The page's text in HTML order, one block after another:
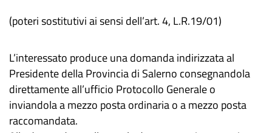
(poteri sostitutivi ai sensi dell’art. 4, L.R.19/01)
L’interessato produce una domanda indirizzata al
Presidente della Provincia di Salerno consegnandola
direttamente all’ufficio Protocollo Generale o
inviandola a mezzo posta ordinaria o a mezzo posta
raccomandata.